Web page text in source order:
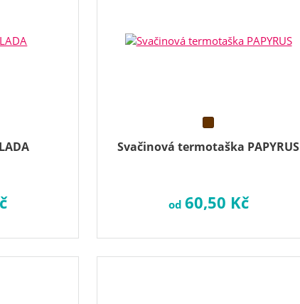
Svačinová termotaška PAPYRUS
od 60,50 Kč